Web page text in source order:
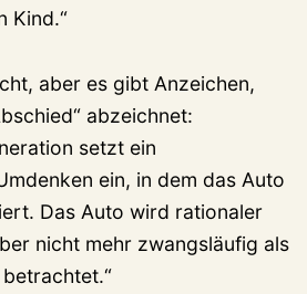
Kind.“
aber es gibt Anzeichen,
abzeichnet:
setzt ein
ein, in dem das Auto
Das Auto wird rationaler
nicht mehr zwangsläufig als